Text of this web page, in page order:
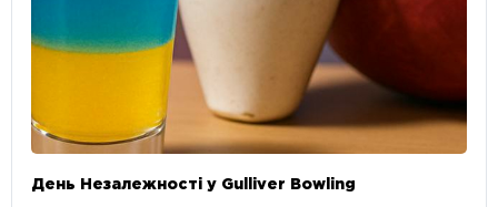
День Незалежності у Gulliver Bowling